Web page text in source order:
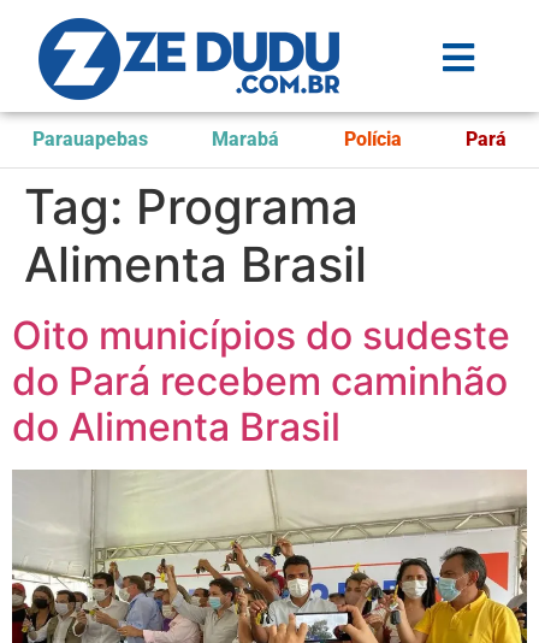
Parauapebas Marabá Polícia Pará
Tag: Programa
Alimenta Brasil
Oito municípios do sudeste
do Pará recebem caminhão
do Alimenta Brasil